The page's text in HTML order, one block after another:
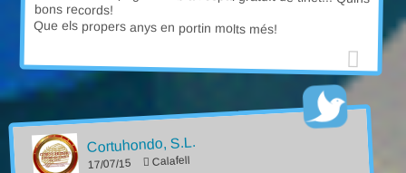
bons records!
Que els propers anys en portin molts més!
Cortuhondo, S.l.
17/07/15 Calafell